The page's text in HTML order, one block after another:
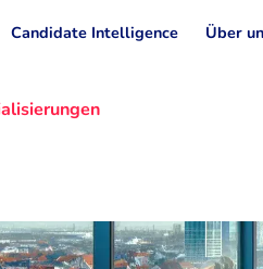
Candidate Intelligence Über